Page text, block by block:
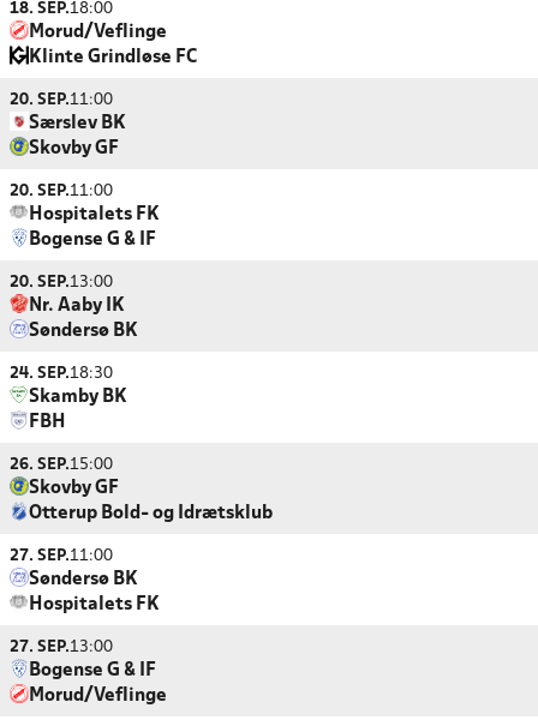
18. SEP.18:00
Morud/Veflinge
Klinte Grindløse FC
20. SEP.11:00
Særslev BK
Skovby GF
20. SEP.11:00
Hospitalets FK
Bogense G & IF
20. SEP.13:00
Nr. Aaby IK
Søndersø BK
24. SEP.18:30
Skamby BK
FBH
26. SEP.15:00
Skovby GF
Otterup Bold- og Idrætsklub
27. SEP.11:00
Søndersø BK
Hospitalets FK
27. SEP.13:00
Bogense G & IF
Morud/Veflinge